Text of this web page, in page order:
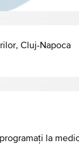
Cluj-Napoca
la